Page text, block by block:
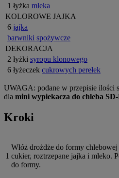
1 łyżka mleka
KOLOROWE JAJKA
6 jajka
barwniki spożywcze
DEKORACJA
2 łyżki syropu klonowego
6 łyżeczek cukrowych perełek
UWAGA: podane w przepisie ilości
dla mini wypiekacza do chleba
Kroki
1
Włóż drożdże do formy
cukier, roztrzepane jajka i mleko.
do formy.